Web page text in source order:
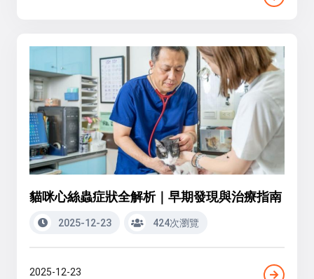
貓咪心絲蟲症狀全解析｜早期發現與治療指南
2025-12-23 424次瀏覽
2025-12-23